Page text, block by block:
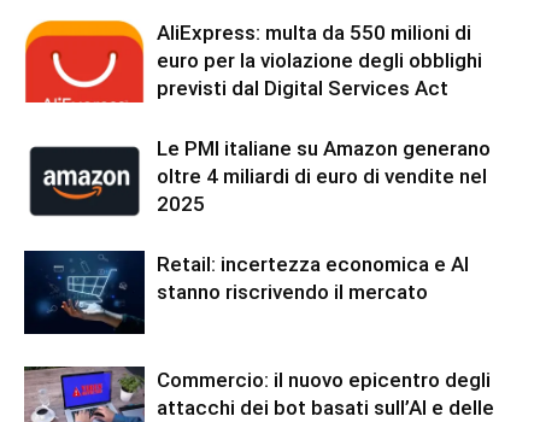
AliExpress: multa da 550 milioni di
euro per la violazione degli obblighi
previsti dal Digital Services Act
Le PMI italiane su Amazon generano
oltre 4 miliardi di euro di vendite nel
2025
Retail: incertezza economica e AI
stanno riscrivendo il mercato
Commercio: il nuovo epicentro degli
attacchi dei bot basati sull’AI e delle